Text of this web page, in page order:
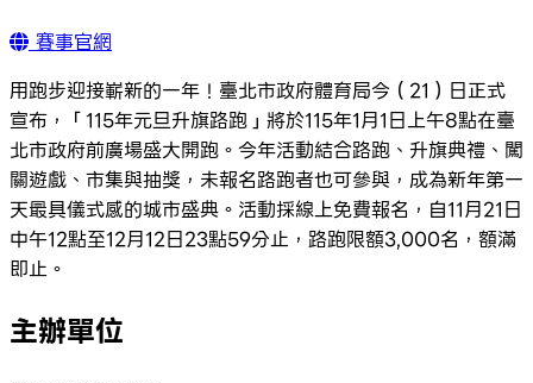
賽事官網
用跑步迎接嶄新的一年！臺北市政府體育局今（21）日正式
宣布，「115年元旦升旗路跑」將於115年1月1日上午8點在臺
北市政府前廣場盛大開跑。今年活動結合路跑、升旗典禮、闖
關遊戲、市集與抽獎，未報名路跑者也可參與，成為新年第一
天最具儀式感的城市盛典。活動採線上免費報名，自11月21日
中午12點至12月12日23點59分止，路跑限額3,000名，額滿
即止。
主辦單位